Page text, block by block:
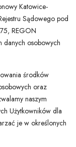
Katowice-
Sądowego pod
REGON
danych osobowych
środków
oraz
naszym
Użytkowników dla
je w określonych